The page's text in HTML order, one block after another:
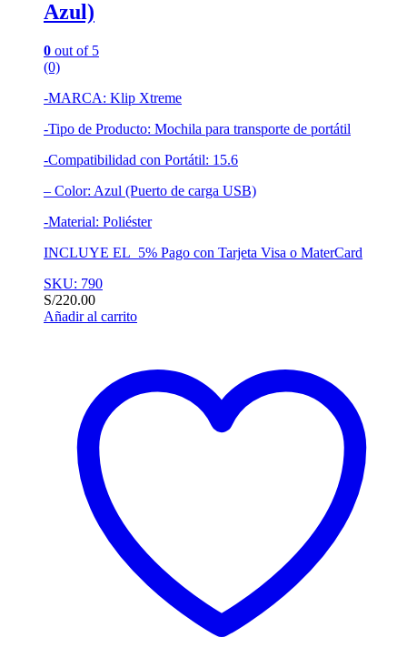
Azul)
0 out of 5
(0)
-MARCA: Klip Xtreme
-Tipo de Producto: Mochila para transporte de portátil
-Compatibilidad con Portátil: 15.6
– Color: Azul (Puerto de carga USB)
-Material: Poliéster
INCLUYE EL 5% Pago con Tarjeta Visa o MaterCard
SKU: 790
S/220.00
Añadir al carrito